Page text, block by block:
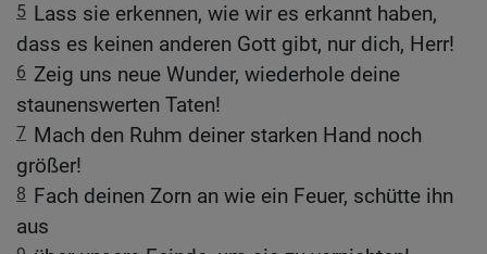
5 Lass sie erkennen, wie wir es erkannt haben,
dass es keinen anderen Gott gibt, nur dich, Herr!
6 Zeig uns neue Wunder, wiederhole deine
staunenswerten Taten!
7 Mach den Ruhm deiner starken Hand noch
größer!
8 Fach deinen Zorn an wie ein Feuer, schütte ihn
aus